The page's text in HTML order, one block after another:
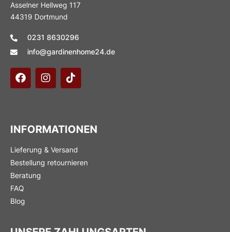
Asselner Hellweg 117
44319 Dortmund
0231 8630296
info@gardinenhome24.de
INFORMATIONEN
Lieferung & Versand
Bestellung retournieren
Beratung
FAQ
Blog